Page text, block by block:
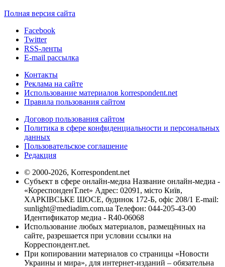
Полная версия сайта
Facebook
Twitter
RSS-ленты
E-mail рассылка
Контакты
Реклама на сайте
Использование материалов korrespondent.net
Правила пользования сайтом
Договор пользования сайтом
Политика в сфере конфиденциальности и персональных
данных
Пользовательское соглашение
Редакция
© 2000-2026, Korrespondent.net
Субъект в сфере онлайн-медиа Название онлайн-медиа -
«КореспонденТ.net» Адрес: 02091, місто Київ,
ХАРКІВСЬКЕ ШОСЕ, будинок 172-Б, офіс 208/1 E-mail:
sunlight@mediadim.com.ua Телефон: 044-205-43-00
Идентификатор медиа - R40-06068
Использование любых материалов, размещённых на
сайте, разрешается при условии ссылки на
Корреспондент.net.
При копировании материалов со страницы «Новости
Украины и мира», для интернет-изданий – обязательна